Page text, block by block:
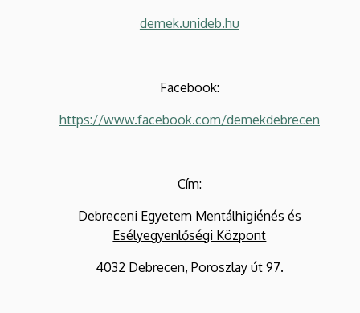
demek.unideb.hu
Facebook:
https://www.facebook.com/demekdebrecen
Cím:
Debreceni Egyetem Mentálhigiénés és
Esélyegyenlőségi Központ
4032 Debrecen, Poroszlay út 97.